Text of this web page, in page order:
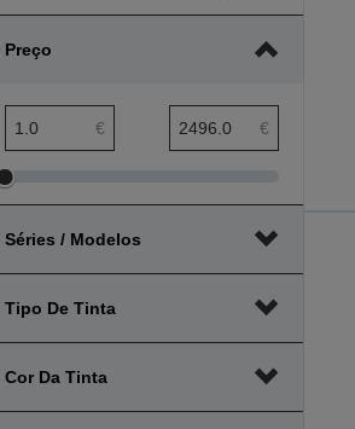
Preço
€ €
Ajustar
mínima
preço
Ajustar
máxima
preço
Séries / Modelos
Tipo De Tinta
Cor Da Tinta